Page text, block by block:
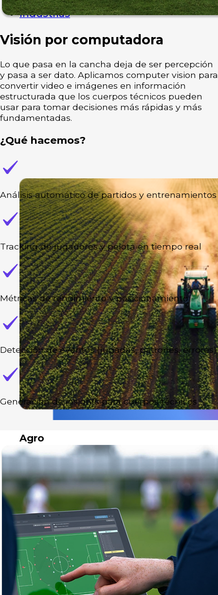
Industrias
Agro
Tecnología para un agro más productivo y
sostenible.
Visión por computadora
Lo que pasa en la cancha deja de ser percepción
y pasa a ser dato. Aplicamos computer vision para
convertir video e imágenes en información
estructurada que los cuerpos técnicos pueden
usar para tomar decisiones más rápidas y más
fundamentadas.
¿Qué hacemos?
Análisis automático de partidos y entrenamientos
Tracking de jugadores y pelota en tiempo real
Métricas de rendimiento y posicionamiento
Detección de eventos (jugadas, patrones, errores)
Generación de insights para cuerpos técnicos